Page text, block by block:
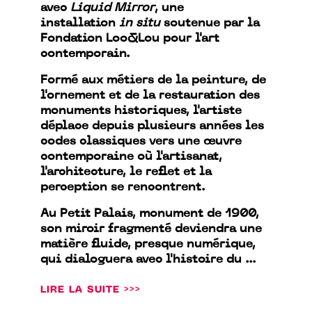
avec Liquid Mirror, une
installation in situsoutenue par la
Fondation Loo&Lou pour l'art
contemporain.
Formé aux métiers de la peinture, de
l'ornement et de la restauration des
monuments historiques, l'artiste
déplace depuis plusieurs années les
codes classiques vers une œuvre
contemporaine où l'artisanat,
l'architecture, le reflet et la
perception se rencontrent.
Au Petit Palais, monument de 1900,
son miroir fragmenté deviendra une
matière fluide, presque numérique,
qui dialoguera avec l'histoire du ...
LIRE LA SUITE >>>